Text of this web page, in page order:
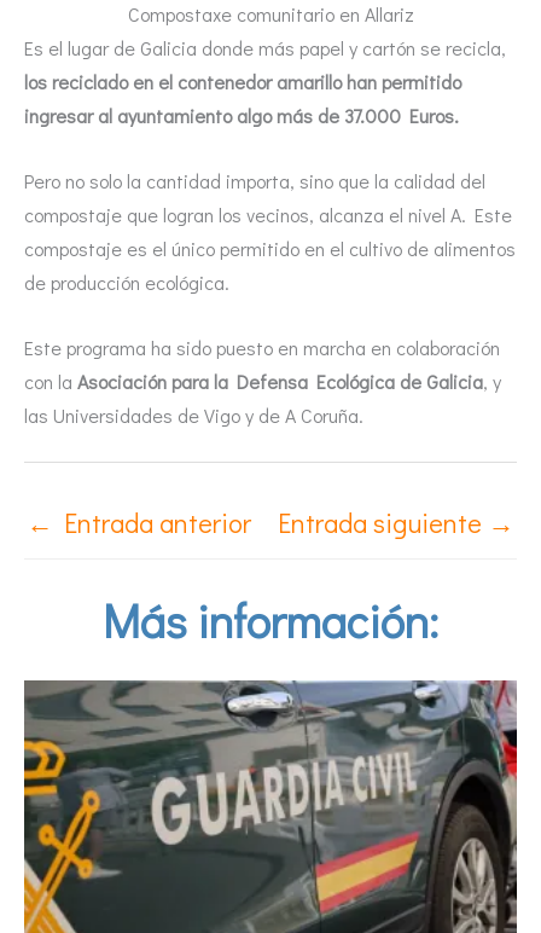
Compostaxe comunitario en Allariz
Es el lugar de Galicia donde más papel y cartón se recicla,
los reciclado en el contenedor amarillo han permitido
ingresar al ayuntamiento algo más de 37.000 Euros.
Pero no solo la cantidad importa, sino que la calidad del
compostaje que logran los vecinos, alcanza el nivel A. Este
compostaje es el único permitido en el cultivo de alimentos
de producción ecológica.
Este programa ha sido puesto en marcha en colaboración
con la Asociación para la Defensa Ecológica de Galicia, y
las Universidades de Vigo y de A Coruña.
← Entrada anterior Entrada siguiente →
Más información: